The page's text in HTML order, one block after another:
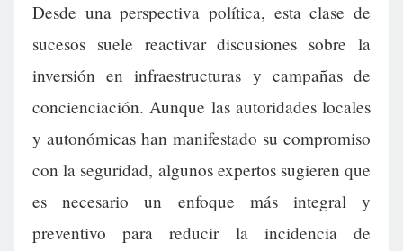
Desde una perspectiva política, esta clase de
sucesos suele reactivar discusiones sobre la
inversión en infraestructuras y campañas de
concienciación. Aunque las autoridades locales
y autonómicas han manifestado su compromiso
con la seguridad, algunos expertos sugieren que
es necesario un enfoque más integral y
preventivo para reducir la incidencia de